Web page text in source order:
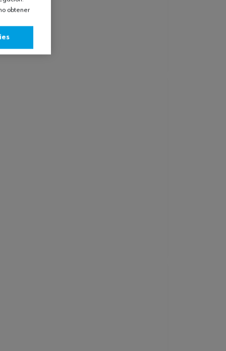
obtener